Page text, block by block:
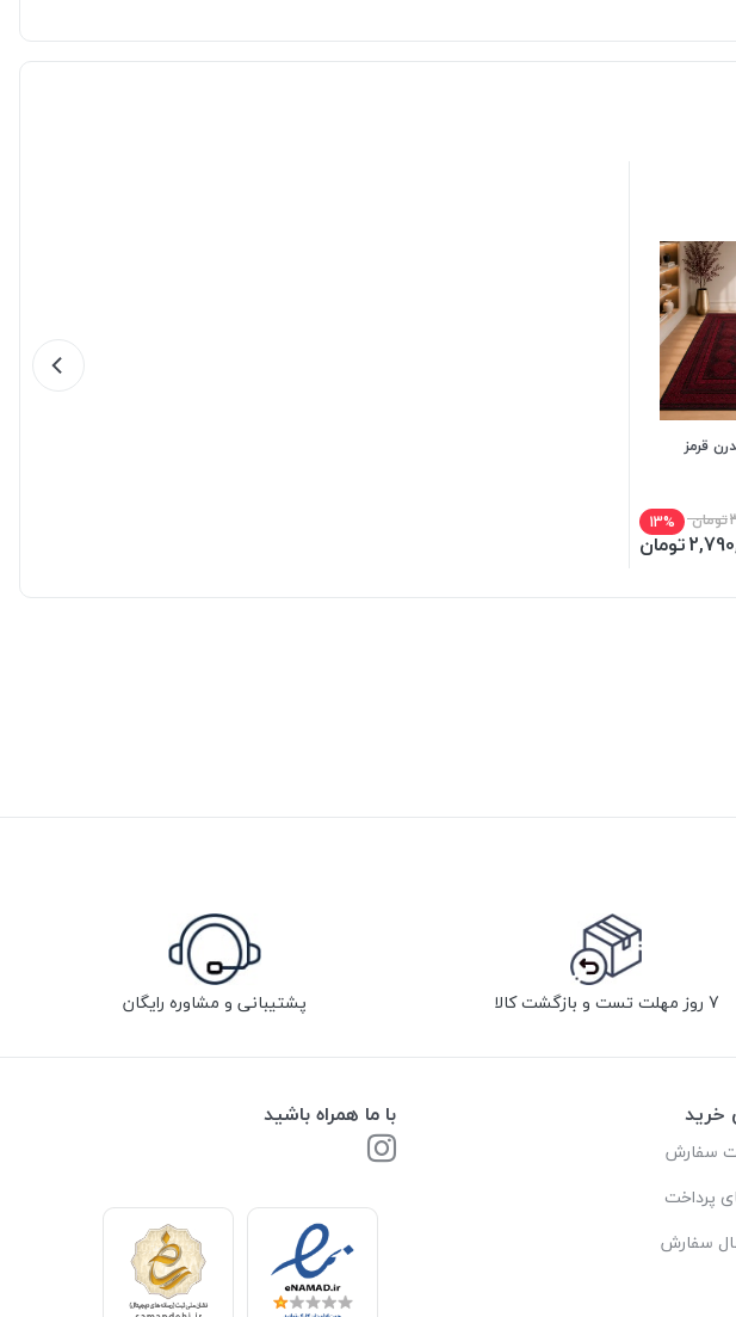
قرمز
تومان 13%
تومان
7 روز مهلت تست و بازگشت کالا پشتیبانی و مشاوره رایگان
خرید
سفارش
پرداخت
سفارش
با ما همراه باشید